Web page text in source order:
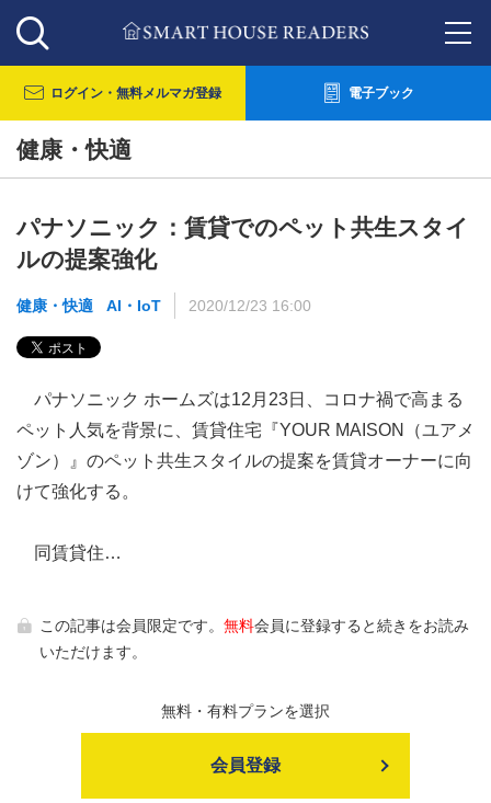
ログイン・ 無料メルマガ登録 電子ブック
健康・快適
パナソニック：賃貸でのペット共生スタイ
ルの提案強化
健康・快適 AI・IoT 2020/12/23 16:00
パナソニック ホームズは12月23日、コロナ禍で高まる
ペット人気を背景に、賃貸住宅『YOUR MAISON（ユアメ
ゾン）』のペット共生スタイルの提案を賃貸オーナーに向
けて強化する。
同賃貸住…
この記事は会員限定です。 無料会員に登録すると続きをお読み
いただけます。
無料・有料プランを選択
会員登録